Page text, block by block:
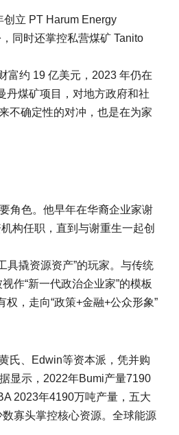
立 PT Harum Energy
同时还掌控私营煤矿 Tanito
富约 19 亿美元，2023 年仍在
丹煤矿项目，对地方政府和社
不确定性的对冲，也是在为家
角色。他早年在华裔企业家谢
构任职，直到与谢重生一起创
具撬资源资产”的玩家。与传统
作“新一代政治企业家”的模板
，走向“政策+金融+公众形象”
氏、Edwin等资本派，凭并购
显示，2022年Bumi产量7190
2023年4190万吨产量，五大
寡头掌控核心资源。全球能源